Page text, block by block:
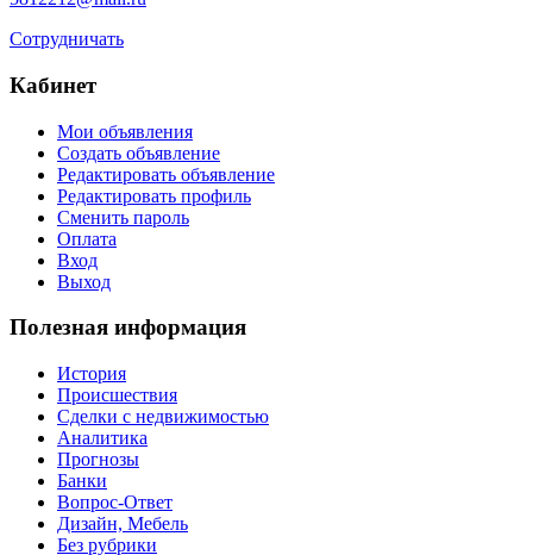
Сотрудничать
Кабинет
Мои объявления
Создать объявление
Редактировать объявление
Редактировать профиль
Сменить пароль
Оплата
Вход
Выход
Полезная информация
История
Происшествия
Сделки с недвижимостью
Аналитика
Прогнозы
Банки
Вопрос-Ответ
Дизайн, Мебель
Без рубрики